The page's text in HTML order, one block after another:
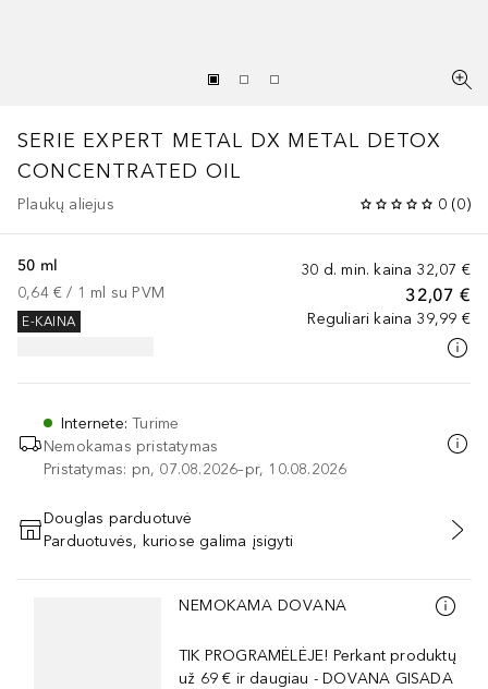
SERIE EXPERT METAL DX METAL DETOX
CONCENTRATED OIL
Plaukų aliejus 0 (0)
30 d. min. kaina 32,07 €
32,07 €
Reguliari kaina 39,99 €
50 ml
0,64 € / 1 ml su PVM
E-KAINA
Internete:Turime
Nemokamas pristatymas
Pristatymas: pn, 07.08.2026–pr, 10.08.2026
PRIDĖTI Į KREPŠELĮ
Douglas parduotuvė
Parduotuvės, kuriose galima įsigyti
Praleisti slankiklį
NEMOKAMA DOVANA
TIK PROGRAMĖLĖJE! Perkant produktų
už 69 € ir daugiau - DOVANA GISADA